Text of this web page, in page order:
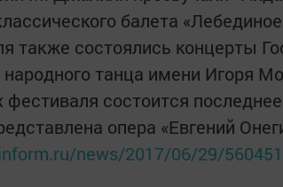
балета
также состоялись концерты
танца имени Игоря
состоится
опера «Евгений
news/2017/06/29/